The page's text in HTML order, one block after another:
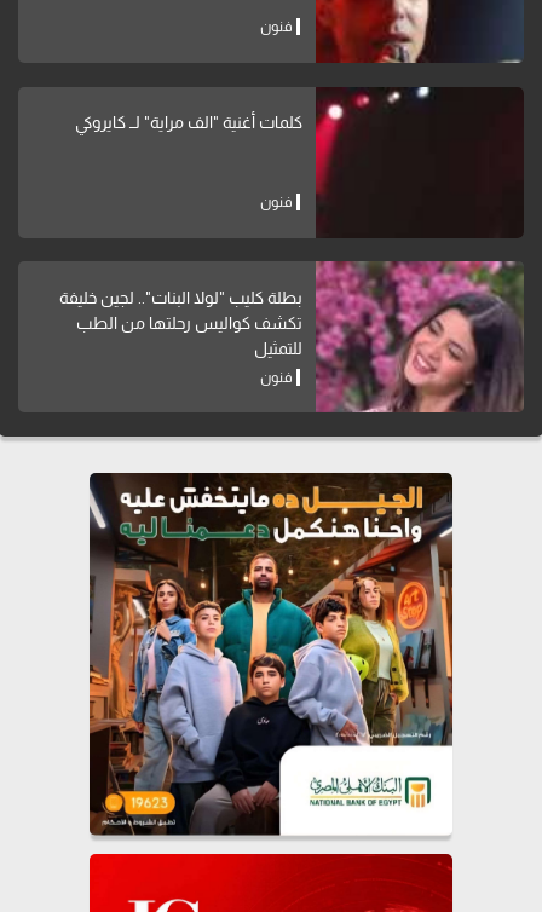
فنون
كلمات أغنية "الف مراية" لــ كايروكي
فنون
بطلة كليب "لولا البنات".. لجين خليفة
تكشف كواليس رحلتها من الطب
للتمثيل
فنون